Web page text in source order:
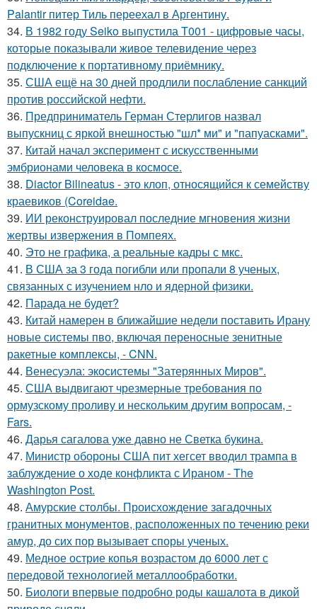
Palantir питер Тиль переехал в Аргентину.
34. В 1982 году Seiko выпустила T001 - цифровые часы,
которые показывали живое телевидение через
подключение к портативному приёмнику.
35. США ещё на 30 дней продлили послабление санкций
против российской нефти.
36. Предприниматель Герман Стерлигов назвал
выпускниц с яркой внешностью "шл* ми" и "папуасками".
37. Китай начал эксперимент с искусственными
эмбрионами человека в космосе.
38. Diactor Bilineatus - это клоп, относящийся к семейству
краевиков (Coreidae.
39. ИИ реконструировал последние мгновения жизни
жертвы извержения в Помпеях.
40. Это не графика, а реальные кадры с мкс.
41. В США за 3 года погибли или пропали 8 ученых,
связанных с изучением нло и ядерной физики.
42. Парада не будет?
43. Китай намерен в ближайшие недели поставить Ирану
новые системы пво, включая переносные зенитные
ракетные комплексы, - CNN.
44. Венесуэла: экосистемы "Затерянных Миров".
45. США выдвигают чрезмерные требования по
ормузскому проливу и нескольким другим вопросам, -
Fars.
46. Дарья сагалова уже давно не Светка букина.
47. Министр обороны США пит хегсет вводил трампа в
заблуждение о ходе конфликта с Ираном - The
Washington Post.
48. Амурские столбы. Происхождение загадочных
гранитных монументов, расположенных по течению реки
амур, до сих пор вызывает споры ученых.
49. Медное острие копья возрастом до 6000 лет с
передовой технологией металлообработки.
50. Биологи впервые подробно роды кашалота в дикой